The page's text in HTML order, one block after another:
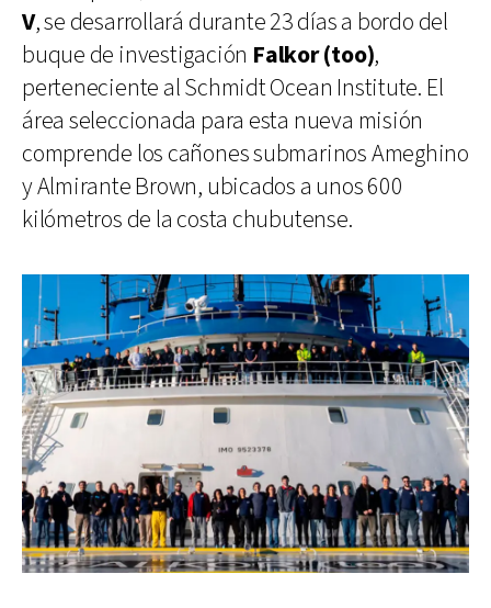
V, se desarrollará durante 23 días a bordo del
buque de investigación Falkor (too),
perteneciente al Schmidt Ocean Institute. El
área seleccionada para esta nueva misión
comprende los cañones submarinos Ameghino
y Almirante Brown, ubicados a unos 600
kilómetros de la costa chubutense.